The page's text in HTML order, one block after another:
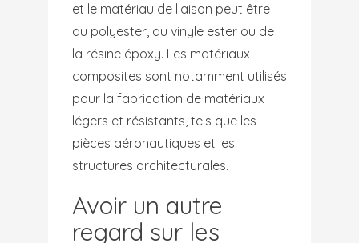
et le matériau de liaison peut être
du polyester, du vinyle ester ou de
la résine époxy. Les matériaux
composites sont notamment utilisés
pour la fabrication de matériaux
légers et résistants, tels que les
pièces aéronautiques et les
structures architecturales.
Avoir un autre
regard sur les